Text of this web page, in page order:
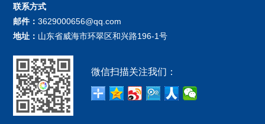
联系方式
邮件：3629000656@qq.com
地址： 山东省威海市环翠区和兴路196-1号
微信扫描关注我们：